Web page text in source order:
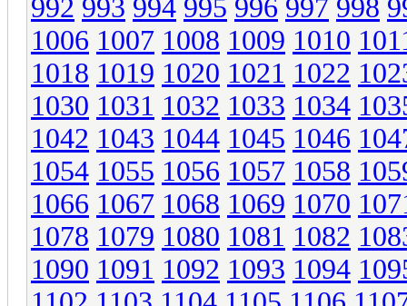
992 993 994 995 996 997 998
1006 1007 1008 1009 1010
1018 1019 1020 1021 1022
1030 1031 1032 1033 1034
1042 1043 1044 1045 1046
1054 1055 1056 1057 1058
1066 1067 1068 1069 1070
1078 1079 1080 1081 1082
1090 1091 1092 1093 1094